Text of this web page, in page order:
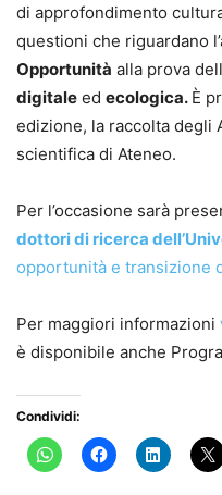
di approfondimento
questioni che riguardano
Opportunità alla prova
digitale ed ecologica. È
edizione, la raccolta degli
scientifica di Ateneo.
Per l’occasione sarà
dottori di ricerca
opportunità e transizione
Per maggiori informazioni
è disponibile anche
Condividi: